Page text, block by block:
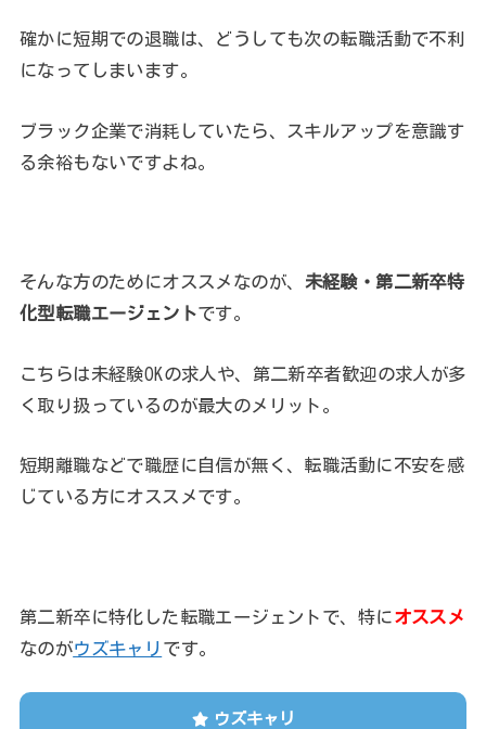
確かに短期での退職は、どうしても次の転職活動で不利
になってしまいます。
ブラック企業で消耗していたら、スキルアップを意識す
る余裕もないですよね。
そんな方のためにオススメなのが、 未経験・第二新卒特
化型転職エージェントです。
こちらは未経験OKの求人や、第二新卒者歓迎の求人が多
く取り扱っているのが最大のメリット。
短期離職などで職歴に自信が無く、転職活動に不安を感
じている方にオススメです。
第二新卒に特化した転職エージェントで、特にオススメ
なのがウズキャリ です。
ウズキャリ